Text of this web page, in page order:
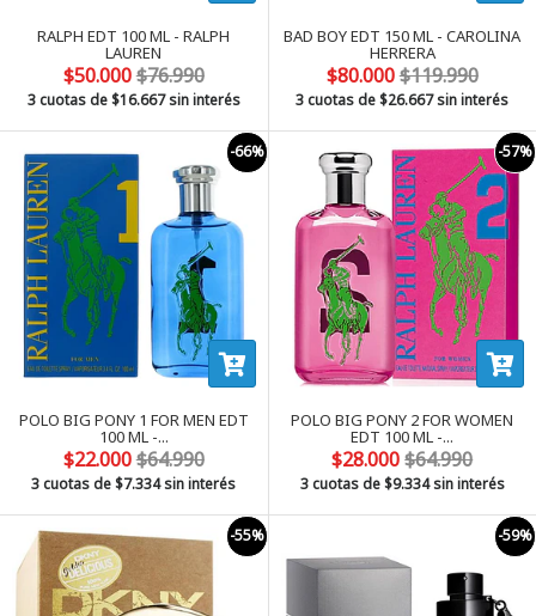
RALPH EDT 100 ML - RALPH
LAUREN
$50.000$76.990
3 cuotas de$16.667sin interés
BAD BOY EDT 150 ML - CAROLINA
HERRERA
$80.000$119.990
3 cuotas de$26.667sin interés
-66%
POLO BIG PONY 1 FOR MEN EDT
100 ML -...
$22.000$64.990
3 cuotas de$7.334sin interés
-57%
POLO BIG PONY 2 FOR WOMEN
EDT 100 ML -...
$28.000$64.990
3 cuotas de$9.334sin interés
-55% -59%